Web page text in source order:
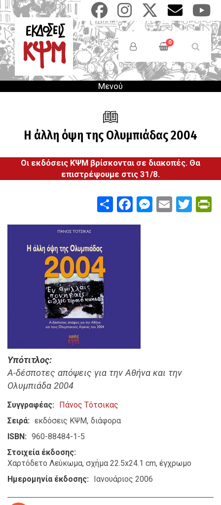
Παράκαμψη
προς
το
κυρίως
περιεχόμενο
Users
Menu
0
Μενού
Η άλλη όψη της Ολυμπιάδας 2004
Οι εκδόσεις ΚΨΜ βρίσκονται σε διακοπές. Θα
επιστρέψουμε στις 31/8.
ShareFacebook
Email
Υπότιτλος
Α-δέσποτες απόψεις για την Αθήνα και την
Ολυμπιάδα 2004
Συγγραφέας
Πάνος Τότσικας
Σειρά
εκδόσεις ΚΨΜ διάφορα
ISBN
960-88484-1-5
Στοιχεία έκδοσης
Χαρτόδετο Λεύκωμα, σχήμα 22.5x24.1 cm, έγχρωμο
Ημερομηνία έκδοσης
Ιανουάριος 2006